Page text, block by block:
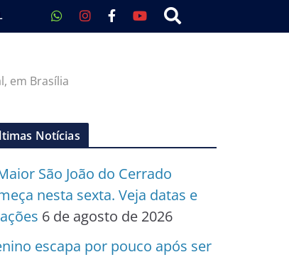
em Brasília
Notícias
São João do Cerrado
nesta sexta. Veja datas e
6 de agosto de 2026
escapa por pouco após ser